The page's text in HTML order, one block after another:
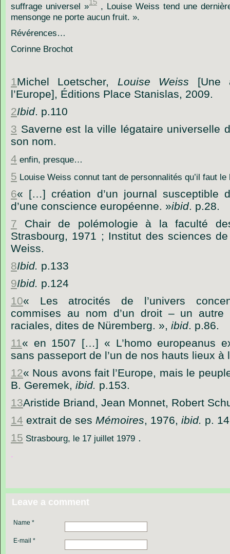
suffrage universel »15, Louise Weiss tend une
mensonge ne porte aucun fruit. ».
Révérences…
Corinne Brochot
1Michel Loetscher, Louise Weiss [Une
l’Europe], Éditions Place Stanislas, 2009.
2Ibid. p.110
3 Saverne est la ville légataire universelle
son nom.
4 enfin, presque…
5 Louise Weiss connut tant de personnalités qu’il faut
6« […] création d’un journal susceptible
d’une conscience européenne. »ibid. p.28.
7 Chair de polémologie à la faculté
Strasbourg, 1971 ; Institut des sciences
Weiss.
8Ibid. p.133
9Ibid. p.124
10« Les atrocités de l’univers
commises au nom d’un droit – un
raciales, dites de Nüremberg. », ibid. p.86.
11« en 1507 […] « L’homo europeanus
sans passeport de l’un de nos hauts lieux à
12« Nous avons fait l’Europe, mais le
B. Geremek, ibid. p.153.
13Aristide Briand, Jean Monnet, Robert
14 extrait de ses Mémoires, 1976, ibid. p.
15 Strasbourg, le 17 juillet 1979 .
.
Leave a comment
Name *
E-mail *